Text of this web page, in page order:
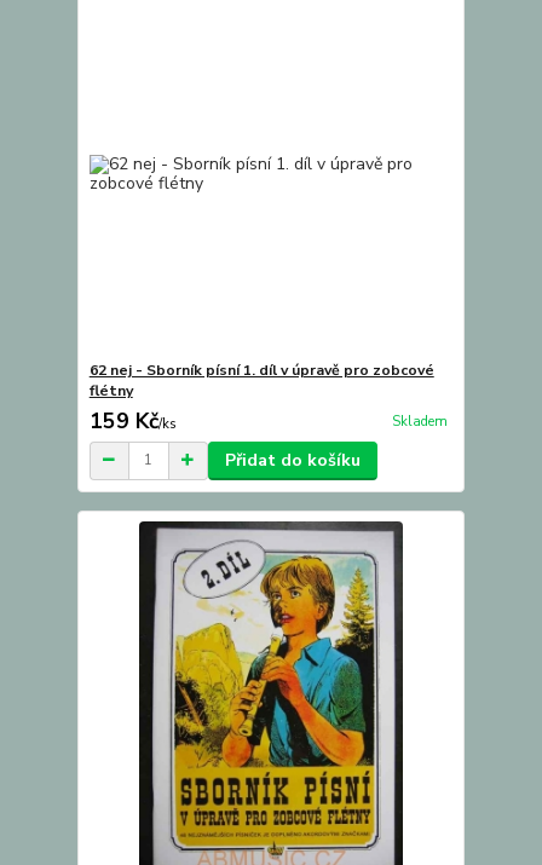
62 nej - Sborník písní 1. díl v úpravě pro zobcové
flétny
159 Kč/ks Skladem
Přidat do košíku